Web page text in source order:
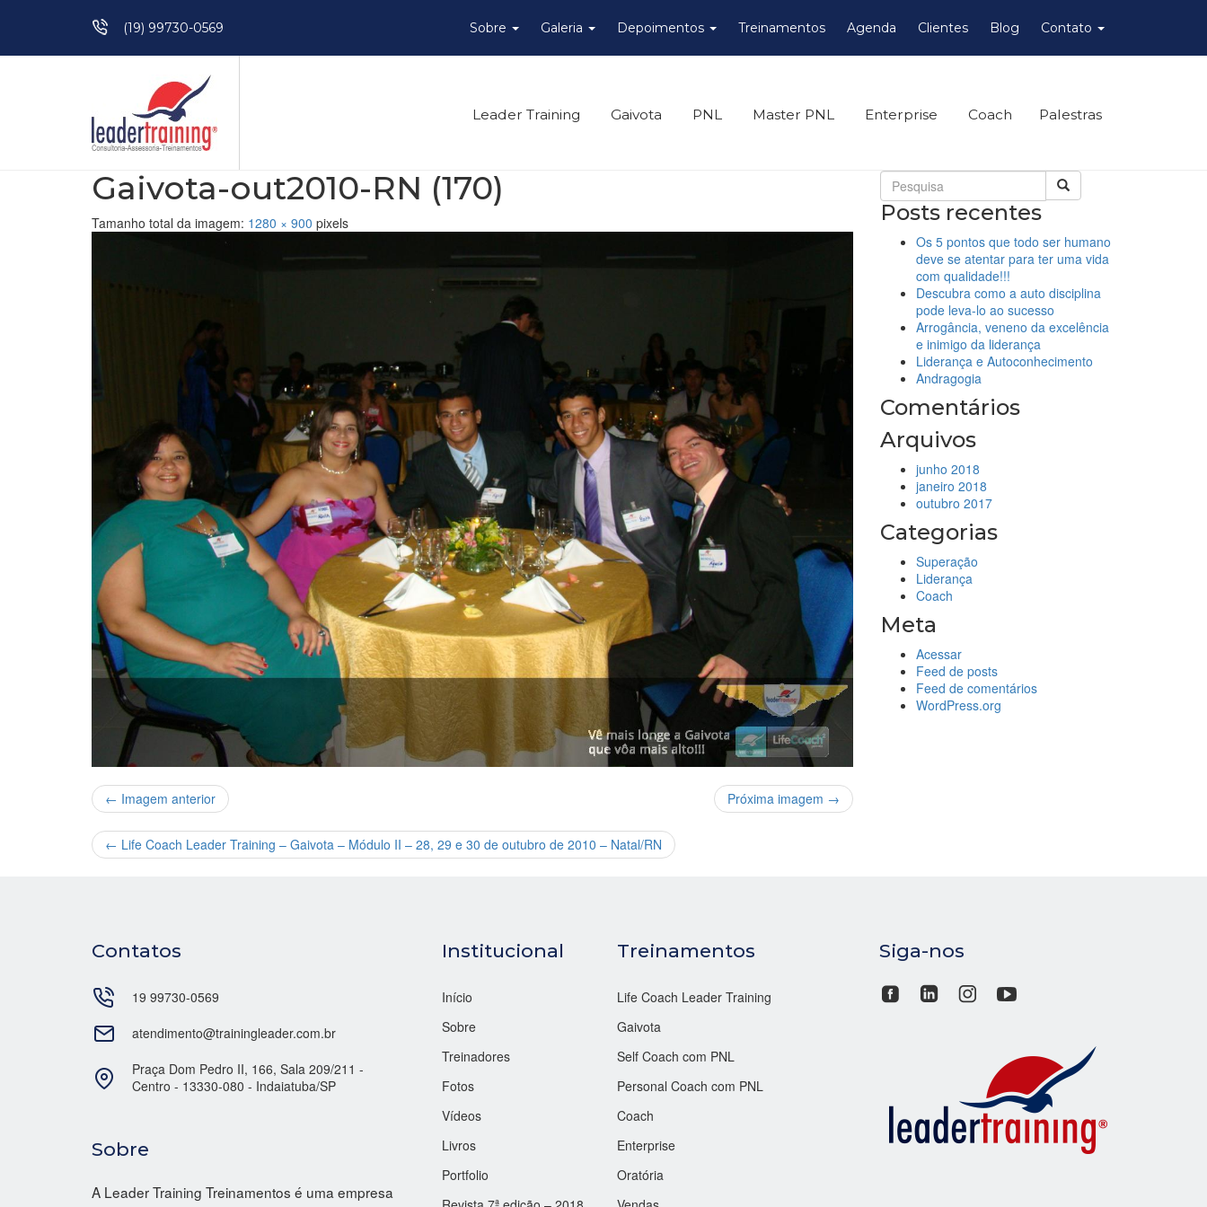
Pular para o conteúdo(19) 99730-0569 Sobre Galeria Depoimentos Treinamentos Agenda Clientes Blog Contato
Leader Training Gaivota PNL Master PNL Enterprise Coach Palestras
Gaivota-out2010-RN (170)
Tamanho total da imagem: 1280 × 900 pixels
← Imagem anterior Próxima imagem →
← Life Coach Leader Training – Gaivota – Módulo II – 28, 29 e 30 de outubro de 2010 – Natal/RN
Posts recentes
Os 5 pontos que todo ser humano
deve se atentar para ter uma vida
com qualidade!!!
Descubra como a auto disciplina
pode leva-lo ao sucesso
Arrogância, veneno da excelência
e inimigo da liderança
Liderança e Autoconhecimento
Andragogia
Comentários
Arquivos
junho 2018
janeiro 2018
outubro 2017
Categorias
Superação
Liderança
Coach
Meta
Acessar
Feed de posts
Feed de comentários
WordPress.org
Contatos
19 99730-0569
atendimento@trainingleader.com.br
Praça Dom Pedro II, 166, Sala 209/211 -
Centro - 13330-080 - Indaiatuba/SP
Sobre
A Leader Training Treinamentos é uma empresa
Institucional
Início
Sobre
Treinadores
Fotos
Vídeos
Livros
Portfolio
Treinamentos
Life Coach Leader Training
Gaivota
Self Coach com PNL
Personal Coach com PNL
Coach
Enterprise
Oratória
Siga-nos